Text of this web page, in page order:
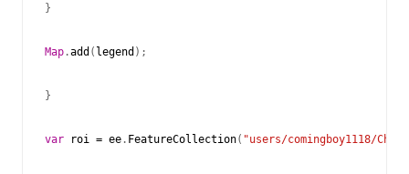
}
Map .add ( legend );
}
var roi = ee . FeatureCollection( "users/comingboy1118/